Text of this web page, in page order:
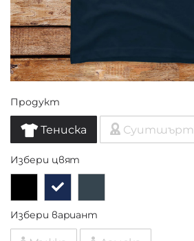
Продукт
Тениска Суитшърт
Избери цвят
Избери вариант